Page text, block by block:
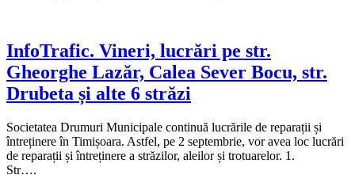
InfoTrafic. Vineri, lucrări pe str.
Gheorghe Lazăr, Calea Sever Bocu, str.
Drubeta și alte 6 străzi
Societatea Drumuri Municipale continuă lucrările de reparații și
întreținere în Timișoara. Astfel, pe 2 septembrie, vor avea loc lucrări
de reparații și întreținere a străzilor, aleilor și trotuarelor. 1.
Str….